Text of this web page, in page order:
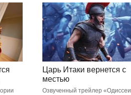
Царь Итаки вернется с
местью
Озвученный трейлер